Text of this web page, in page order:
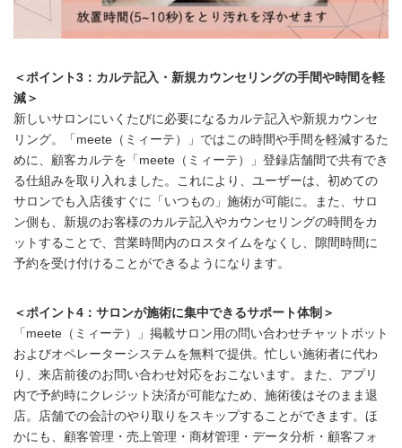
＜ポイント3：カルテ記入・新規カウンセリングの手間や時間を軽
減＞
新しいサロンにいくたびに必要になるカルテ記入や新規カウンセ
リング。「meete（ミィーテ）」ではこの時間や手間を軽減するた
めに、顧客カルテを「meete（ミィーテ）」登録店舗間で共有でき
る仕組みを取り入れました。これにより、ユーザーは、初めての
サロンでも入店後すぐに「いつもの」施術が可能に。また、サロ
ン側も、新規のお客様のカルテ記入やカウンセリングの時間をカ
ットすることで、営業時間内のロスタイムをなくし、隙間時間に
予約を受け付けることができるようになります。
＜ポイント4：サロンが施術に集中できるサポート体制＞
「meete（ミィーテ）」掲載サロン用の問い合わせチャットボット
およびオペレーターシステムを無料で提供。忙しい施術者に代わ
り、来店前後のお問い合わせ対応をおこないます。また、アプリ
内で予約時にクレジット決済が可能なため、施術後はそのまま退
店。店舗での会計のやり取りをスキップすることができます。ほ
かにも、顧客管理・売上管理・商材管理・データ分析・顧客フォ